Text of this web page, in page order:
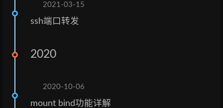
2021-03-15
ssh端口转发
2020
2020-10-06
mount bind功能详解